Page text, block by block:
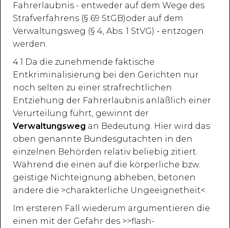
Fahrerlaubnis - entweder auf dem Wege des
Strafverfahrens (§ 69 StGB)oder auf dem
Verwaltungsweg (§ 4, Abs. 1 StVG) - entzogen
werden.
4.1 Da die zunehmende faktische
Entkriminalisierung bei den Gerichten nur
noch selten zu einer strafrechtlichen
Entziehung der Fahrerlaubnis anläßlich einer
Verurteilung führt, gewinnt der
Verwaltungsweg an Bedeutung. Hier wird das
oben genannte Bundesgutachten in den
einzelnen Behörden relativ beliebig zitiert.
Während die einen auf die körperliche bzw.
geistige Nichteignung abheben, betonen
andere die >charakterliche Ungeeignetheit<.
Im ersteren Fall wiederum argumentieren die
einen mit der Gefahr des >>flash-